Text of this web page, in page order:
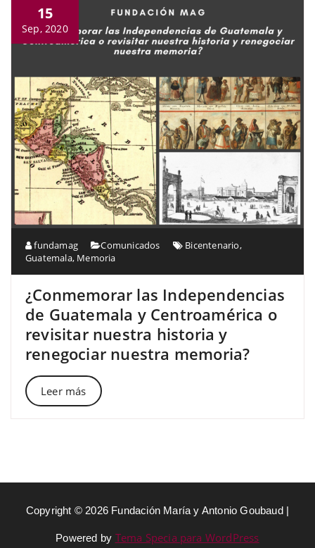
15
Sep, 2020
fundamag Comunicados Bicentenario,
Guatemala, Memoria
¿Conmemorar las Independencias
de Guatemala y Centroamérica o
revisitar nuestra historia y
renegociar nuestra memoria?
Leer más
Copyright © 2026 Fundación María y Antonio Goubaud |
Powered by Tema Specia para WordPress